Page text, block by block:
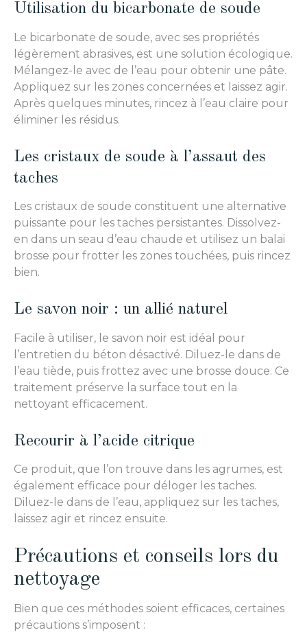
Utilisation du bicarbonate de soude
Le bicarbonate de soude, avec ses propriétés
légèrement abrasives, est une solution écologique.
Mélangez-le avec de l’eau pour obtenir une pâte.
Appliquez sur les zones concernées et laissez agir.
Après quelques minutes, rincez à l’eau claire pour
éliminer les résidus.
Les cristaux de soude à l’assaut des
taches
Les cristaux de soude constituent une alternative
puissante pour les taches persistantes. Dissolvez-
en dans un seau d’eau chaude et utilisez un balai
brosse pour frotter les zones touchées, puis rincez
bien.
Le savon noir : un allié naturel
Facile à utiliser, le savon noir est idéal pour
l’entretien du béton désactivé. Diluez-le dans de
l’eau tiède, puis frottez avec une brosse douce. Ce
traitement préserve la surface tout en la
nettoyant efficacement.
Recourir à l’acide citrique
Ce produit, que l’on trouve dans les agrumes, est
également efficace pour déloger les taches.
Diluez-le dans de l’eau, appliquez sur les taches,
laissez agir et rincez ensuite.
Précautions et conseils lors du
nettoyage
Bien que ces méthodes soient efficaces, certaines
précautions s’imposent :